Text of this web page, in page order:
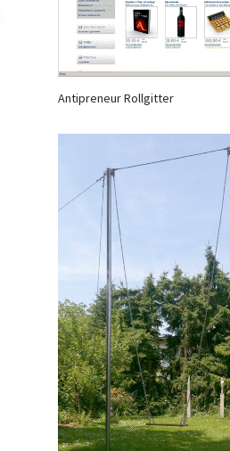
Antipreneur Rollgitter